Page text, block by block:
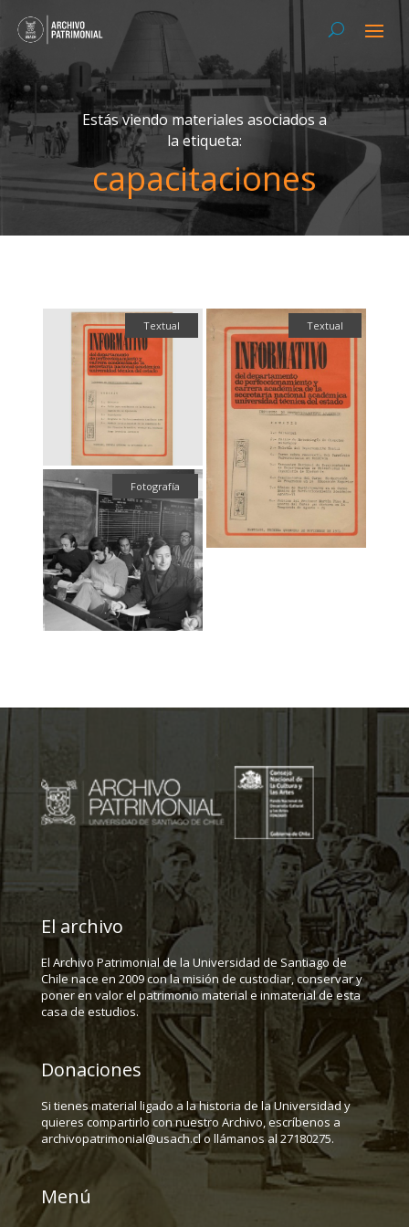
Estás viendo materiales asociados a
la etiqueta:
capacitaciones
Textual Textual
Fotografía
El archivo
El Archivo Patrimonial de la Universidad de Santiago de
Chile nace en 2009 con la misión de custodiar, conservar y
poner en valor el patrimonio material e inmaterial de esta
casa de estudios.
Donaciones
Si tienes material ligado a la historia de la Universidad y
quieres compartirlo con nuestro Archivo, escríbenos a
archivopatrimonial@usach.cl o llámanos al 27180275.
Menú